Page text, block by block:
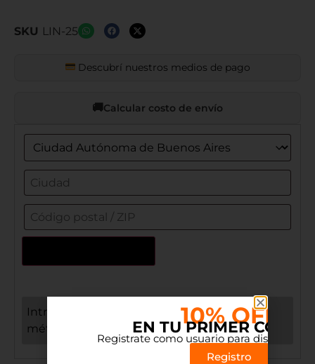
SKU LIN-25
Descubrí nuestros medios de pago
Calcular costo de envío
Introduce tu ubicación para obtener el
método de envío
10% OFF
EN TU PRIMER
Registrate como usuario para disfrutar el
Registro